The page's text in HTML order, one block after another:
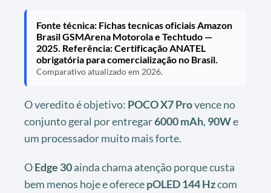
Fonte técnica: Fichas tecnicas oficiais Amazon
Brasil GSMArena Motorola e Techtudo —
2025. Referência: Certificação ANATEL
obrigatória para comercialização no Brasil.
Comparativo atualizado em 2026.
O veredito é objetivo: POCO X7 Provence no
conjunto geral por entregar6000 mAh, 90We
um processador muito mais forte.
OEdge 30ainda chama atenção porque custa
bem menos hoje e oferecepOLED 144 Hzcom